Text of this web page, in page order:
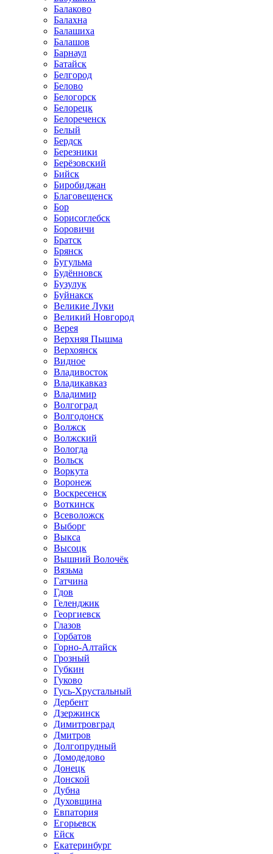
Балаково
Балахна
Балашиха
Балашов
Барнаул
Батайск
Белгород
Белово
Белогорск
Белорецк
Белореченск
Белый
Бердск
Березники
Берёзовский
Бийск
Биробиджан
Благовещенск
Бор
Борисоглебск
Боровичи
Братск
Брянск
Бугульма
Будённовск
Бузулук
Буйнакск
Великие Луки
Великий Новгород
Верея
Верхняя Пышма
Верхоянск
Видное
Владивосток
Владикавказ
Владимир
Волгоград
Волгодонск
Волжск
Волжский
Вологда
Вольск
Воркута
Воронеж
Воскресенск
Воткинск
Всеволожск
Выборг
Выкса
Высоцк
Вышний Волочёк
Вязьма
Гатчина
Гдов
Геленджик
Георгиевск
Глазов
Горбатов
Горно-Алтайск
Грозный
Губкин
Гуково
Гусь-Хрустальный
Дербент
Дзержинск
Димитровград
Дмитров
Долгопрудный
Домодедово
Донецк
Донской
Дубна
Духовщина
Евпатория
Егорьевск
Ейск
Екатеринбург